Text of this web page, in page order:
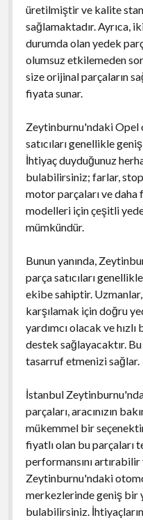
üretilmiştir ve kalite
sağlamaktadır. Ayrıca,
durumda olan yedek
olumsuz etkilemeden
size orijinal parçaların
fiyata sunar.
Zeytinburnu'ndaki Opel
satıcıları genellikle
İhtiyaç duyduğunuz
bulabilirsiniz; farlar,
motor parçaları ve daha
modelleri için çeşitli
mümkündür.
Bunun yanında,
parça satıcıları
ekibe sahiptir. Uzmanlar,
karşılamak için doğru
yardımcı olacak ve
destek sağlayacaktır. Bu
tasarruf etmenizi sağlar.
İstanbul
parçaları, aracınızın
mükemmel bir
fiyatlı olan bu parçaları
performansını
Zeytinburnu'ndaki
merkezlerinde geniş bir
bulabilirsiniz.